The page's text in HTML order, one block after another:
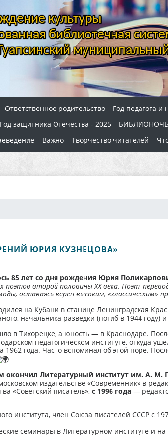
культуры
библиотечная
Ответственное родительство
Год педагога и
Год защитника Отечества - 2025
БИБЛИОНОЧЬ
Важно Творчество читателей
ЮРИЯ КУЗНЕЦОВА»
85 лет со дня рождения Юрия
поэтов второй половины ХХ века. Поэт,
оставаясь верен высоким, «классическим»
на Кубани в станице Ленинградская
начальника разведки (погиб в 1944 году)
в Тихорецке, а юность — в Краснодаре.
педагогическом институте, откуда
1962 года. Часто вспоминал об этой поре.
окончил Литературный институт им. А. М.
издательстве «Современник» в
«Советский писатель», с 1996 года—
института, член Союза писателей СССР с
семинары в Литературном институте и